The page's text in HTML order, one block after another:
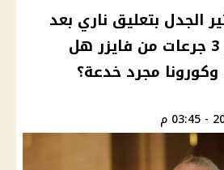
الجدل بتعليق ناري بعد
إصابته رغم تلقي 3 جرعات من فايزر هل
وكورونا مجرد خدعة؟